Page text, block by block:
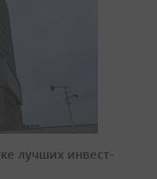
лучших инвест-